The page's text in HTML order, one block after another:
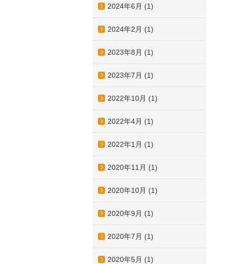
2024年6月 (1)
2024年2月 (1)
2023年8月 (1)
2023年7月 (1)
2022年10月 (1)
2022年4月 (1)
2022年1月 (1)
2020年11月 (1)
2020年10月 (1)
2020年9月 (1)
2020年7月 (1)
2020年5月 (1)